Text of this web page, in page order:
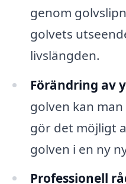
genom
golvets
livslängden.
Förändring av
golven kan
gör det möjligt
golven i en ny
Professionell